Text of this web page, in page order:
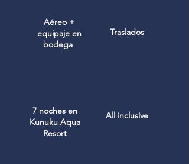
Aéreo +
equipaje en
bodega
Traslados
7 noches en
Kunuku Aqua
Resort
All inclusive